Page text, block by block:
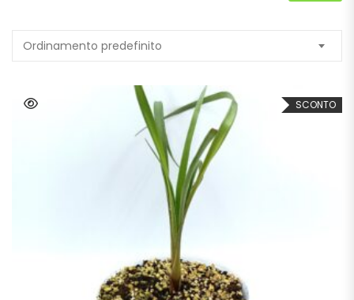
Ordinamento predefinito
SCONTO